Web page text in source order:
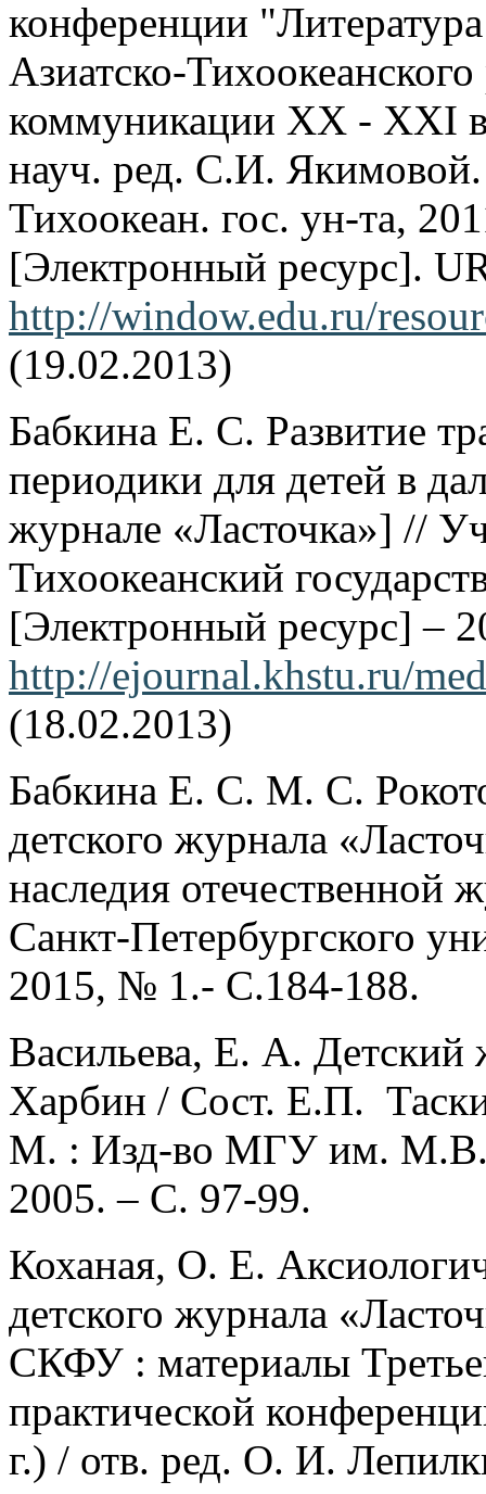
конференции
Азиатско-
коммуникации XX - XXI
науч. ред. С.И.
Тихоокеан. гос. ун-та,
[Электронный ресурс].
http://window.edu.ru/
(19.02.2013)
Бабкина Е. С. Развитие
периодики для детей в
журнале «Ласточка»] //
Тихоокеанский
[Электронный ресурс] –
http://ejournal.khstu.ru/
(18.02.2013)
Бабкина Е. С. М. С.
детского журнала
наследия отечественной
Санкт-Петербургского
2015, № 1.- С.184-188.
Васильева, Е. А. Детский
Харбин / Сост. Е.П.
М. : Изд-во МГУ им. М.В.
2005. – С. 97-99.
Коханая, О. Е.
детского журнала
СКФУ : материалы
практической
г.) / отв. ред. О. И.